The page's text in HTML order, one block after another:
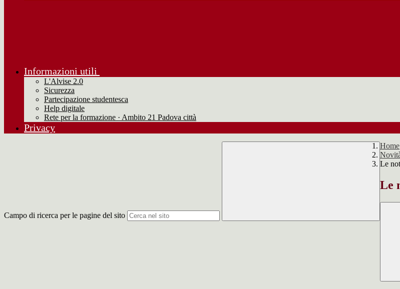
Informazioni utili
L'Alvise 2.0
Sicurezza
Partecipazione studentesca
Help digitale
Rete per la formazione · Ambito 21 Padova città
Privacy
Campo di ricerca per le pagine del sito
Home
Le
Le